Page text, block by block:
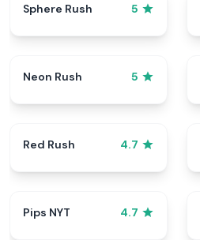
Sphere Rush 5
Neon Rush 5
Red Rush 4.7
Pips NYT 4.7